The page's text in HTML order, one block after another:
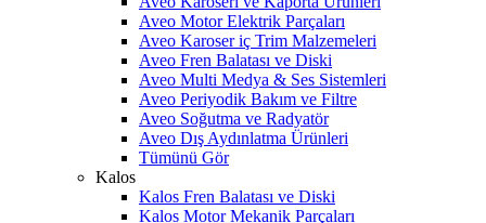
Aveo Motor Elektrik Parçaları
Aveo Karoser iç Trim Malzemeleri
Aveo Fren Balatası ve Diski
Aveo Multi Medya & Ses Sistemleri
Aveo Periyodik Bakım ve Filtre
Aveo Soğutma ve Radyatör
Aveo Dış Aydınlatma Ürünleri
Tümünü Gör
Kalos
Kalos Fren Balatası ve Diski
Kalos Motor Mekanik Parçaları